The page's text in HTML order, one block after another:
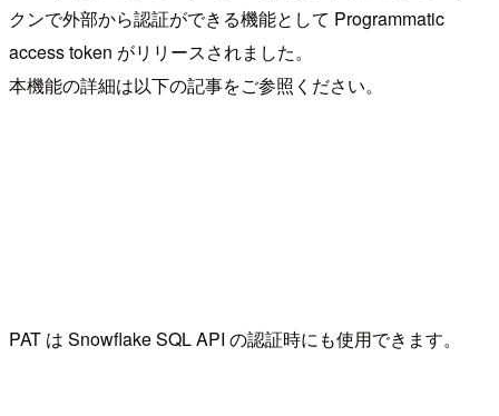
クンで外部から認証ができる機能として Programmatic
access token がリリースされました。
本機能の詳細は以下の記事をご参照ください。
PAT は Snowflake SQL API の認証時にも使用できます。